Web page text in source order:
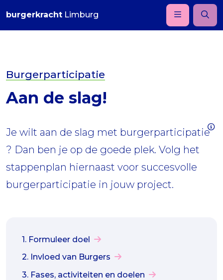
burgerkracht Limburg
Burgerparticipatie
Aan de slag!
Je wilt aan de slag met burgerparticipatie
? Dan ben je op de goede plek. Volg het
stappenplan hiernaast voor succesvolle
burgerparticipatie in jouw project.
1. Formuleer doel
2. Invloed van Burgers
3. Fases, activiteiten en doelen